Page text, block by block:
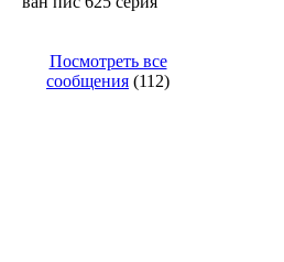
Посмотреть все
сообщения (112)